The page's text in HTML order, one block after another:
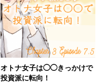
オトナ女子は◯◯きっかけで
投資派に転向！